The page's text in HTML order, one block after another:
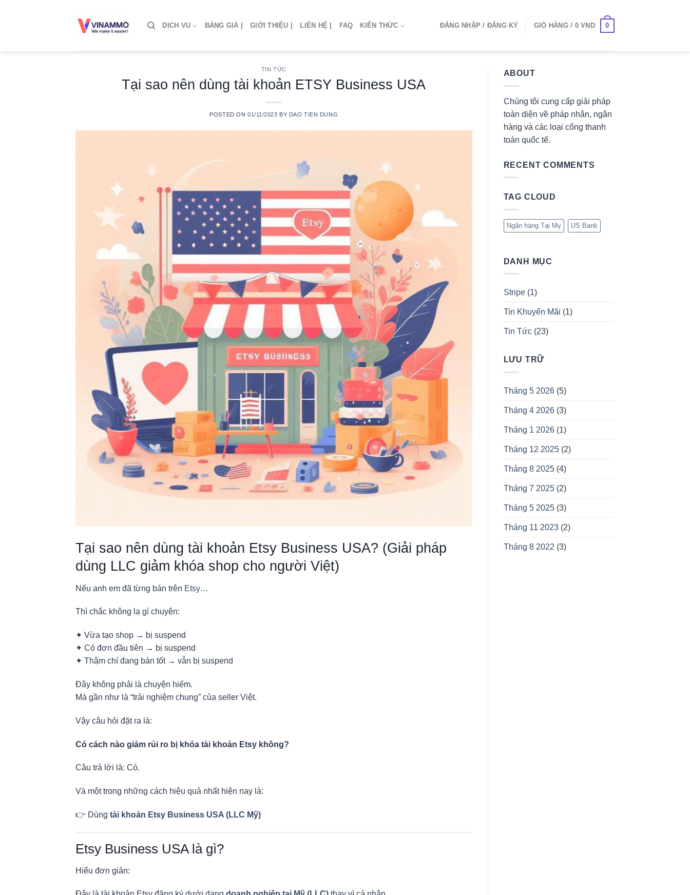
DICH VU BẢNG GIÁ | GIỚI THIỆU | LIÊN HỆ | FAQ KIÊN THỨC ĐĂNG NHẬP / ĐĂNG KÝ GIỎ HÀNG / 0VND 0
TIN TỨC
Tại sao nên dùng tài khoản ETSY Business USA
POSTED ON 01/11/2023 BY DAO TIEN DUNG
Tại sao nên dùng tài khoản Etsy Business USA? (Giải pháp
dùng LLC giảm khóa shop cho người Việt)
Nếu anh em đã từng bán trên Etsy…
Thì chắc không lạ gì chuyện:
✦ Vừa tạo shop → bị suspend
✦ Có đơn đầu tiên → bị suspend
✦ Thậm chí đang bán tốt → vẫn bị suspend
Đây không phải là chuyện hiếm.
Mà gần như là “trải nghiệm chung” của seller Việt.
Vậy câu hỏi đặt ra là:
Có cách nào giảm rủi ro bị khóa tài khoản Etsy không?
Câu trả lời là: Có.
Và một trong những cách hiệu quả nhất hiện nay là:
👉 Dùng tài khoản Etsy Business USA (LLC Mỹ)
Etsy Business USA là gì?
Hiểu đơn giản:
ABOUT
Chúng tôi cung cấp giải pháp
toàn diện về pháp nhân, ngân
hàng và các loại cổng thanh
toán quốc tế.
RECENT COMMENTS
TAG CLOUD
Ngân hàng Tại My US Bank
DANH MỤC
Stripe(1)
Tin Khuyến Mãi (1)
Tin Tức(23)
LƯU TRỮ
Tháng 5 2026(5)
Tháng 4 2026(3)
Tháng 1 2026(1)
Tháng 12 2025(2)
Tháng 8 2025(4)
Tháng 7 2025(2)
Tháng 5 2025(3)
Tháng 11 2023(2)
Tháng 8 2022 (3)